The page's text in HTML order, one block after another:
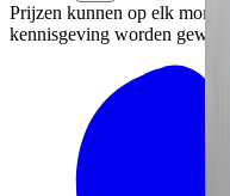
Prijzen kunnen op elk
kennisgeving worden